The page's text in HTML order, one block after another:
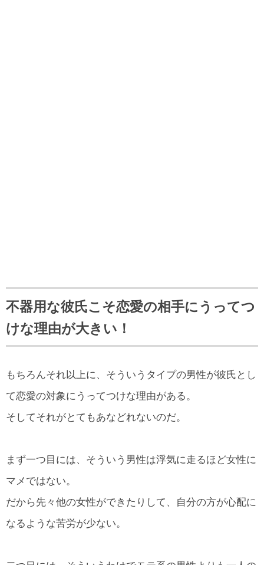
不器用な彼氏こそ恋愛の相手にうってつ
けな理由が大きい！
もちろんそれ以上に、そういうタイプの男性が彼氏とし
て恋愛の対象にうってつけな理由がある。
そしてそれがとてもあなどれないのだ。
まず一つ目には、そういう男性は浮気に走るほど女性に
マメではない。
だから先々他の女性ができたりして、自分の方が心配に
なるような苦労が少ない。